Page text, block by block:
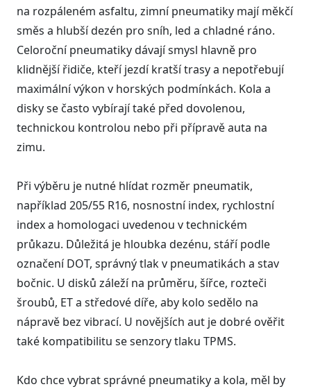
na rozpáleném asfaltu, zimní pneumatiky mají měkčí
směs a hlubší dezén pro sníh, led a chladné ráno.
Celoroční pneumatiky dávají smysl hlavně pro
klidnější řidiče, kteří jezdí kratší trasy a nepotřebují
maximální výkon v horských podmínkách. Kola a
disky se často vybírají také před dovolenou,
technickou kontrolou nebo při přípravě auta na
zimu.
Při výběru je nutné hlídat rozměr pneumatik,
například 205/55 R16, nosnostní index, rychlostní
index a homologaci uvedenou v technickém
průkazu. Důležitá je hloubka dezénu, stáří podle
označení DOT, správný tlak v pneumatikách a stav
bočnic. U disků záleží na průměru, šířce, rozteči
šroubů, ET a středové díře, aby kolo sedělo na
nápravě bez vibrací. U novějších aut je dobré ověřit
také kompatibilitu se senzory tlaku TPMS.
Kdo chce vybrat správné pneumatiky a kola, měl by